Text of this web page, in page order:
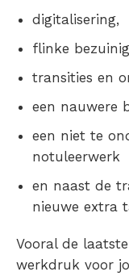
digitalisering,
flinke
transities en
een nauwere
een niet te
notuleerwerk
en naast de
nieuwe extra
Vooral de
werkdruk voor